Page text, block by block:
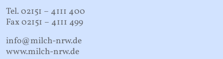
Tel. 02151 – 4111 400
Fax 02151 – 4111 499
info@milch-nrw.de
www.milch-nrw.de